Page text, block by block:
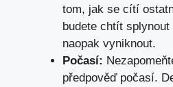
tom, jak se cítí
budete chtít
naopak vyniknout.
Počasí:
předpověď počasí.